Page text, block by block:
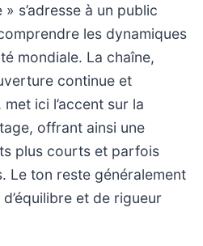
s’adresse à un public
les dynamiques
mondiale. La chaîne,
continue et
ici l’accent sur la
offrant ainsi une
plus courts et parfois
Le ton reste généralement
et de rigueur